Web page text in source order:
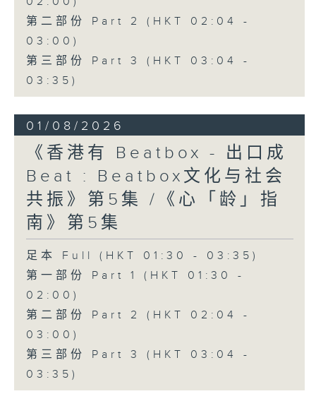
第二部份 Part 2 (HKT 02:04 -
03:00)
第三部份 Part 3 (HKT 03:04 -
03:35)
01/08/2026
《香港有 Beatbox - 出口成
Beat : Beatbox文化与社会
共振》第5集 /《心「龄」指
南》第5集
足本 Full (HKT 01:30 - 03:35)
第一部份 Part 1 (HKT 01:30 -
02:00)
第二部份 Part 2 (HKT 02:04 -
03:00)
第三部份 Part 3 (HKT 03:04 -
03:35)